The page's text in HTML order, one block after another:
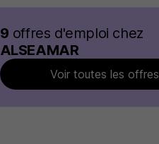
9 offres d'emploi chez
ALSEAMAR
Voir toutes les offres